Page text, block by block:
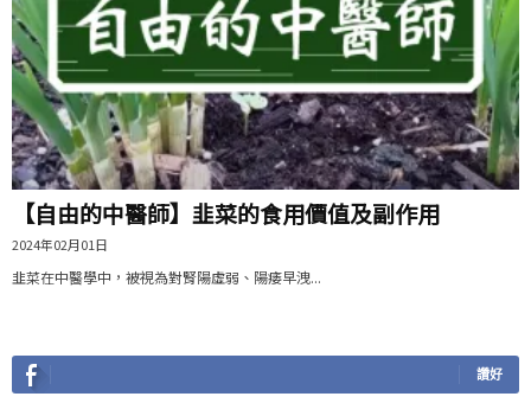
【自由的中醫師】韭菜的食用價值及副作用
2024年02月01日
韭菜在中醫學中，被視為對腎陽虛弱、陽痿早洩...
讚好